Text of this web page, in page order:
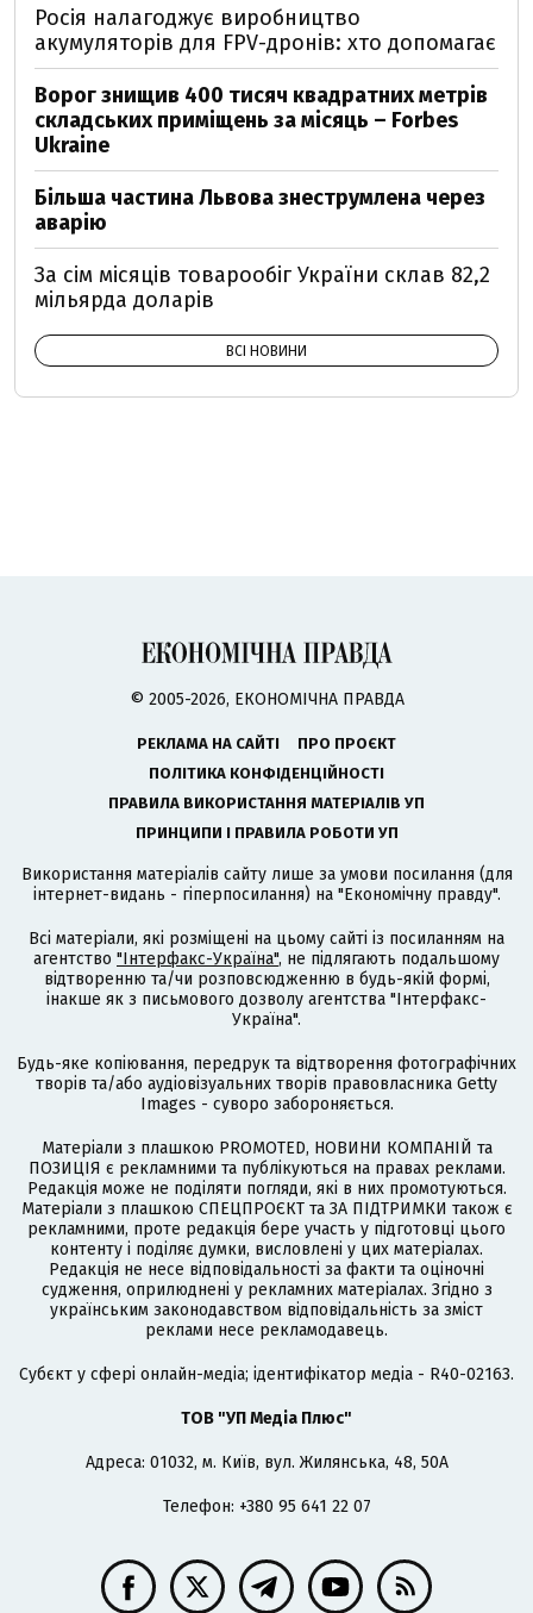
Росія налагоджує виробництво
акумуляторів для FPV-дронів: хто допомагає
Ворог знищив 400 тисяч квадратних метрів
складських приміщень за місяць – Forbes
Ukraine
Більша частина Львова знеструмлена через
аварію
За сім місяців товарообіг України склав 82,2
мільярда доларів
ВСІ НОВИНИ
© 2005-2026, ЕКОНОМІЧНА ПРАВДА
РЕКЛАМА НА САЙТІ
ПРО ПРОЄКТ
ПОЛІТИКА КОНФІДЕНЦІЙНОСТІ
ПРАВИЛА ВИКОРИСТАННЯ МАТЕРІАЛІВ УП
ПРИНЦИПИ І ПРАВИЛА РОБОТИ УП
Використання матеріалів сайту лише за умови посилання (для
інтернет-видань - гіперпосилання) на "Економічну правду".
Всі матеріали, які розміщені на цьому сайті із посиланням на
агентство "Інтерфакс-Україна", не підлягають подальшому
відтворенню та/чи розповсюдженню в будь-якій формі,
інакше як з письмового дозволу агентства "Інтерфакс-
Україна".
Будь-яке копіювання, передрук та відтворення фотографічних
творів та/або аудіовізуальних творів правовласника Getty
Images - суворо забороняється.
Матеріали з плашкою PROMOTED, НОВИНИ КОМПАНІЙ та
ПОЗИЦІЯ є рекламними та публікуються на правах реклами.
Редакція може не поділяти погляди, які в них промотуються.
Матеріали з плашкою СПЕЦПРОЄКТ та ЗА ПІДТРИМКИ також є
рекламними, проте редакція бере участь у підготовці цього
контенту і поділяє думки, висловлені у цих матеріалах.
Редакція не несе відповідальності за факти та оціночні
судження, оприлюднені у рекламних матеріалах. Згідно з
українським законодавством відповідальність за зміст
реклами несе рекламодавець.
Cубєкт у сфері онлайн-медіа; ідентифікатор медіа - R40-02163.
ТОВ "УП Медіа Плюс"
Адреса: 01032, м. Київ, вул. Жилянська, 48, 50А
Телефон: +380 95 641 22 07